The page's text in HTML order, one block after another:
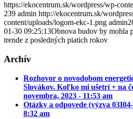
https://ekocentrum.sk/wordpress/wp-
239 admin http://ekocentrum.sk/
content/uploads/logom-ekc-1.png admin
01-30 09:25:13Obnova budov by mohla
trende z posledných piatich rokov
Archív
Rozhovor o novodobom
Slovákov. Koľko mi ušetrí + na
novembra, 2023 - 11:53 am
Otázky a odpovede (výzva
8:32 am